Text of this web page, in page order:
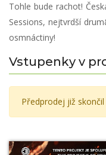
Tohle bude rachot!
Sessions, nejtvrdší
osmnáctiny!
Vstupenky v
Předprodej již skončil